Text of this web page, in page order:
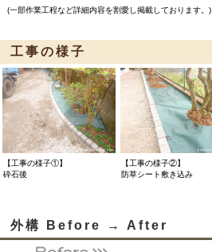
(一部作業工程など詳細内容を割愛し掲載しております。)
工事の様子
【工事の様子①】
砕石後
【工事の様子②】
防草シート敷き込み
外構 Before → After